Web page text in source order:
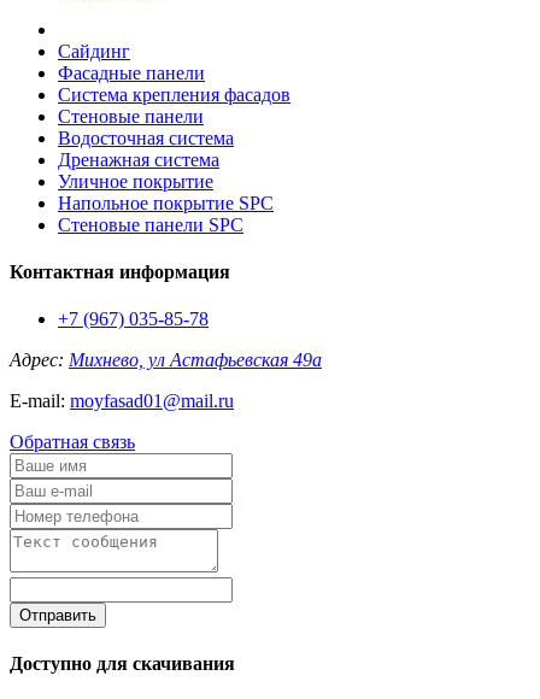
Сайдинг
Фасадные панели
Система крепления фасадов
Стеновые панели
Водосточная система
Дренажная система
Уличное покрытие
Напольное покрытие SPC
Стеновые панели SPC
Контактная информация
+7 (967) 035-85-78
Адрес: Михнево, ул Астафьевская 49а
E-mail: moyfasad01@mail.ru
Обратная связь
Отправить
Доступно для скачивания